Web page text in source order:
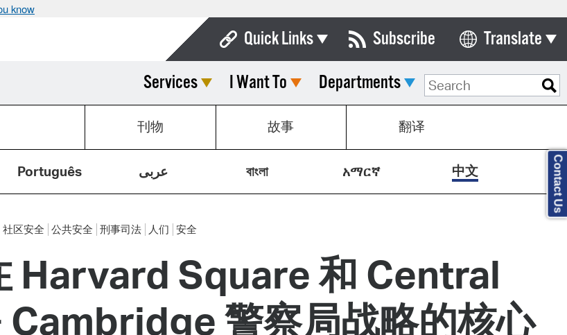
know
Quick Links
Boards & Commissions
Calendar
Contact City Council
Department List
Municipal Code
Open Meeting Portal
Pay Bills Online
Subscribe Translate
Select Language
Services I Want To Departments
刊物 故事 翻译
Português عربى বাংলা አማርኛ 中文
社区安全 公共安全 刑事司法 人们 安全
Harvard Square 和 Central
警察局战略的核心
Contact Us